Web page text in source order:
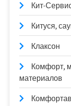
Кит-
Китуся,
Клаксон
Комфорт,
материалов